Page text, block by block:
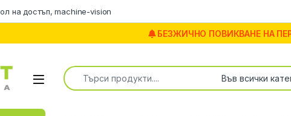
на достъп, machine-vision
БЕЗЖИЧНО ПОВИКВАНЕ НА
Search for: